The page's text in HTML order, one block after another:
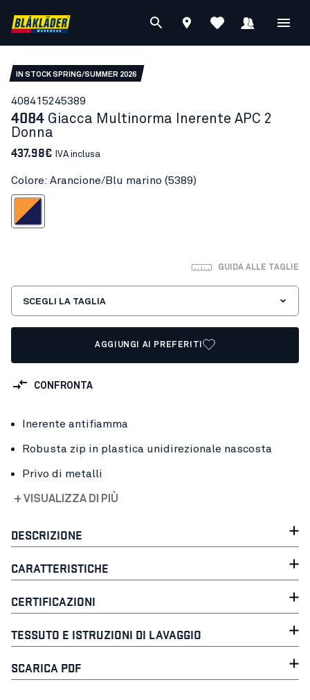
IN STOCK SPRING/SUMMER 2026
408415245389
4084 Giacca Multinorma Inerente APC 2
Donna
437.98€ IVA inclusa
Colore: Arancione/Blu marino (5389)
Blu marino
GUIDA ALLE TAGLIE
SCEGLI LA TAGLIA
AGGIUNGI AI PREFERITI
CONFRONTA
Inerente antifiamma
Robusta zip in plastica unidirezionale nascosta
Privo di metalli
+ VISUALIZZA DI PIÙ
DESCRIZIONE
CARATTERISTICHE
CERTIFICAZIONI
TESSUTO E ISTRUZIONI DI LAVAGGIO
SCARICA PDF